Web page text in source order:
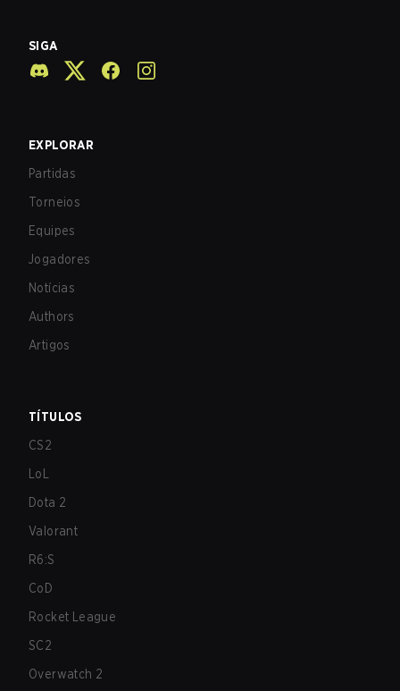
SIGA
EXPLORAR
Partidas
Torneios
Equipes
Jogadores
Notícias
Authors
Artigos
TÍTULOS
CS2
LoL
Dota 2
Valorant
R6:S
CoD
Rocket League
SC2
Overwatch 2